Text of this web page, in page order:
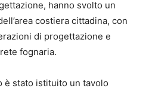
hanno svolto un
costiera cittadina, con
di progettazione e
fognaria.
è stato istituito un tavolo